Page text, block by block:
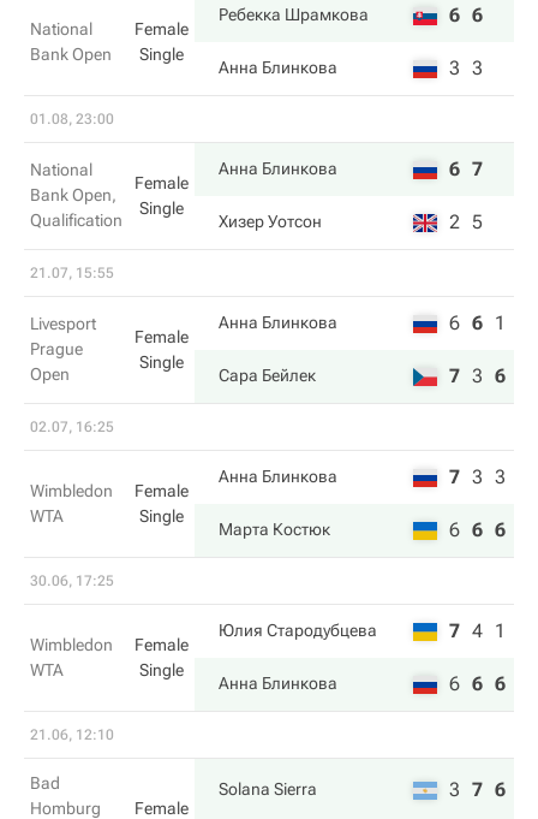
National
Bank Open
Female
Single
Ребекка Шрамкова 6 6
Анна Блинкова 3 3
01.08, 23:00
National
Bank Open,
Qualification
Female
Single
Анна Блинкова 6 7
Хизер Уотсон 2 5
21.07, 15:55
Livesport
Prague
Open
Female
Single
Анна Блинкова 6 6 1
Сара Бейлек 7 3 6
02.07, 16:25
Wimbledon
WTA
Female
Single
Анна Блинкова 7 3 3
Марта Костюк 6 6 6
30.06, 17:25
Wimbledon
WTA
Female
Single
Юлия Стародубцева 7 4 1
Анна Блинкова 6 6 6
21.06, 12:10
Bad
Homburg
Female
Solana Sierra 3 7 6